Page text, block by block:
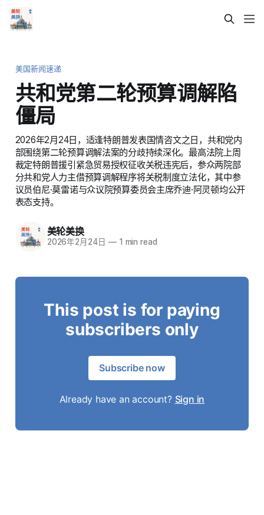
美国新闻速递
共和党第二轮预算调解陷
僵局
2026年2月24日，适逢特朗普发表国情咨文之日，共和党内
部围绕第二轮预算调解法案的分歧持续深化。最高法院上周
裁定特朗普援引紧急贸易授权征收关税违宪后，参众两院部
分共和党人力主借预算调解程序将关税制度立法化，其中参
议员伯尼·莫雷诺与众议院预算委员会主席乔迪·阿灵顿均公开
表态支持。
美轮美换
2026年2月24日 —1 min read
This post is for paying
subscribers only
Subscribe now
Already have an account? Sign in